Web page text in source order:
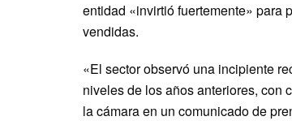
entidad «invirtió fuertemente» para
vendidas.
«El sector observó una incipiente
niveles de los años anteriores, con
la cámara en un comunicado de